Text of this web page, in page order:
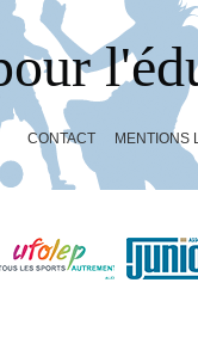
CONTACT MENTIONS